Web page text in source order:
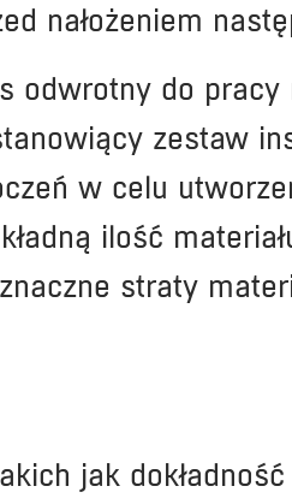
nałożeniem
odwrotny do pracy
zestaw
w celu
ilość
straty
jak